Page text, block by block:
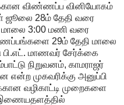
விண்ணப்ப வினியோகம்
ஜூலை 28ம் தேதி வரை
மாலை 3:00 மணி வரை
29ம் தேதி மாலை
பி.எட். மாணவர் சேர்க்கை
நிறுவனம், காமராஜர்
முகவரிக்கு அனுப்பி
வழிகாட்டி முறைகளை
இணையதளத்தில்